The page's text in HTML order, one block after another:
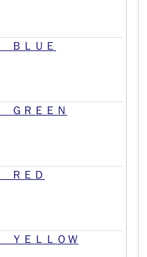
ＢＬＵＥ
ＧＲＥＥＮ
ＲＥＤ
ＹＥＬＬＯＷ